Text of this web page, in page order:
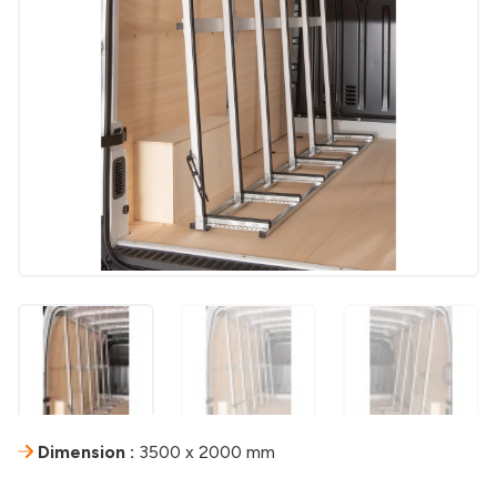
Dimension : 3500 x 2000 mm